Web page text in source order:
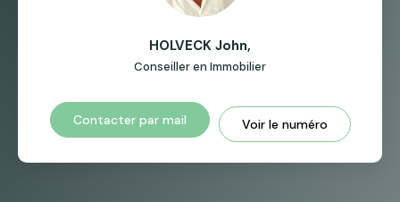
HOLVECK John,
Conseiller en Immobilier
Contacter par mail Voir le numéro